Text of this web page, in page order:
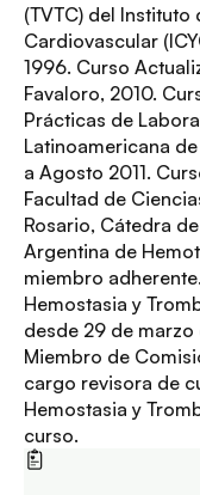
(TVTC) del
Cardiovascular
1996. Curso
Favaloro, 2010.
Prácticas de
Latinoamericana
a Agosto 2011.
Facultad de
Rosario, Cátedra
Argentina de
miembro
Hemostasia y
desde 29 de
Miembro de
cargo revisora de
Hemostasia y
curso.